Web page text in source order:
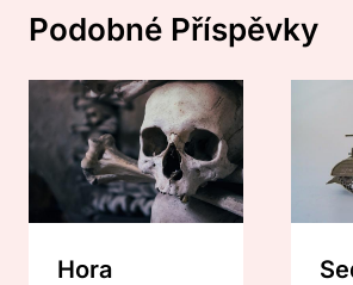
Podobné Příspěvky
Hora